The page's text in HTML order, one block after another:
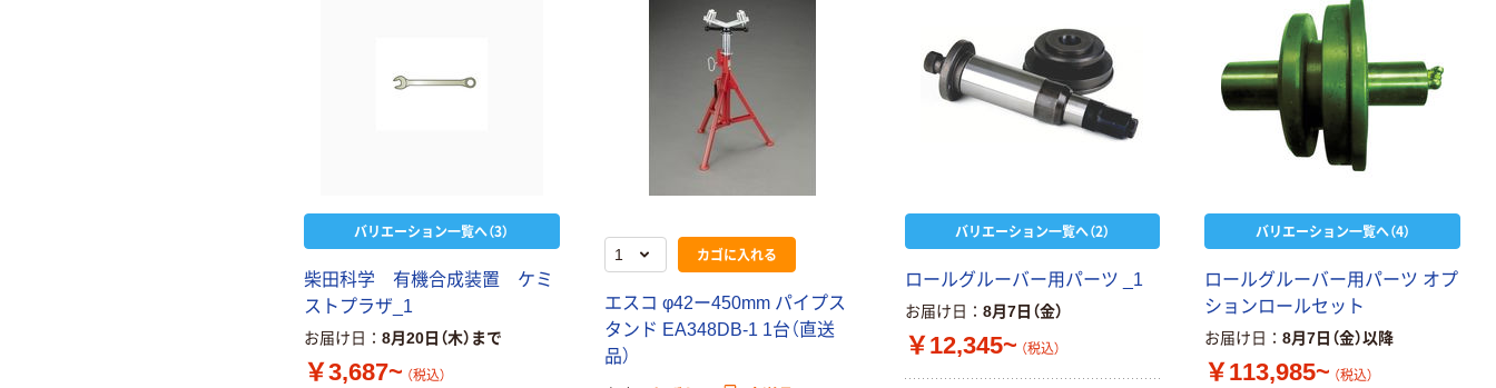
バリエーション一覧へ（3）
柴田科学 有機合成装置 ケミ
ストプラザ_1
お届け日 8月20日（木）まで
￥3,687~ （税込）
カゴに入れる
エスコ φ42ー450mm パイプス
タンド EA348DB-1 1台（直送
品）
バリエーション一覧へ（2）
ロールグルーバー用パーツ _1
お届け日 8月7日（金）
￥12,345~ （税込）
バリエーション一覧へ（4）
ロールグルーバー用パーツ オプ
ションロールセット
お届け日 8月7日（金）以降
￥113,985~ （税込）